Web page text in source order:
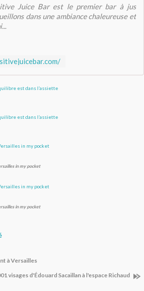
Juice Bar est le premier bar à jus
dans une ambiance chaleureuse et
in my pocket
in my pocket
à Versailles
visages d'Édouard Sacaillan à l'espace Richaud